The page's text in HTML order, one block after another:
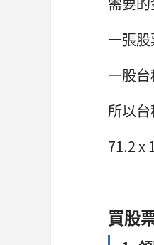
一張股
一股台
所以
71.2 x
買股